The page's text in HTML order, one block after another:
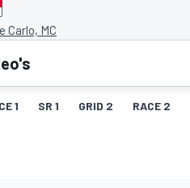
Carlo, MC
1 SR 1 GRID 2 RACE 2